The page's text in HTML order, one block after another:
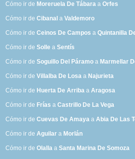
Cómo ir de Moreruela De Tábara aOrfes
Cómo ir deCibanal aValdemoro
Cómo ir deCeinos De Campos aQuintanilla
Cómo ir deSolle aSentís
Cómo ir deSoguillo Del Páramo a Marmellar
Cómo ir deVillalba De Losa a Najurieta
Cómo ir de Huerta De Arriba aAragosa
Cómo ir de Frías aCastrillo De La Vega
Cómo ir deCuevas De Amaya aAbia De Las
Cómo ir deAguilar a Morlán
Cómo ir deOlalla aSanta Marina De Somoza